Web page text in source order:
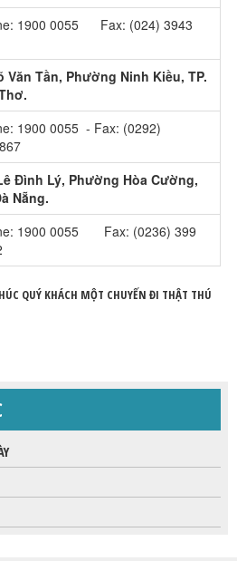
1900 0055 Fax: (024) 3943
Văn Tần, Phường Ninh Kiều, TP.
1900 0055 - Fax: (0292)
Đình Lý, Phường Hòa Cường,
Nẵng.
1900 0055 Fax: (0236) 399
QUÝ KHÁCH MỘT CHUYẾN ĐI THẬT THÚ